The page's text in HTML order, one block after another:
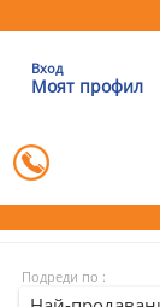
Вход
Моят профил
Подреди по :